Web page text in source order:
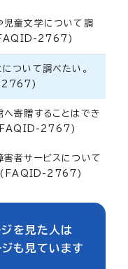
児童文学について調
FAQID-2767)
ついて調べたい。
2767)
へ寄贈することはでき
2767)
害者サービスについて
(FAQID-2767)
ジを見た人は
ジも見ています